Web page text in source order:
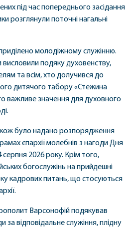
під час попереднього засідання
розглянули поточні нагальні
молодіжному служінню.
висловили подяку духовенству,
та всім, хто долучився до
дитячого табору «Стежина
важливе значення для духовного
було надано розпорядження
єпархії молебнів з нагоди Дня
серпня 2026 року. Крім того,
богослужінь на прийдешні
кадрових питань, що стосуються
Варсонофій подякував
за відповідальне служіння, плідну